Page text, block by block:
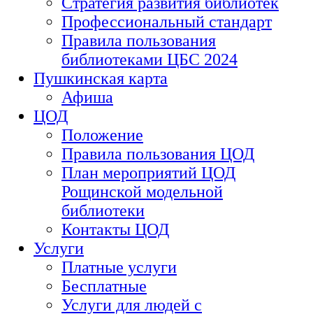
Профессиональный стандарт
Правила пользования
библиотеками ЦБС 2024
Пушкинская карта
Афиша
ЦОД
Положение
Правила пользования ЦОД
План мероприятий ЦОД
Рощинской модельной
библиотеки
Контакты ЦОД
Услуги
Платные услуги
Бесплатные
Услуги для людей с